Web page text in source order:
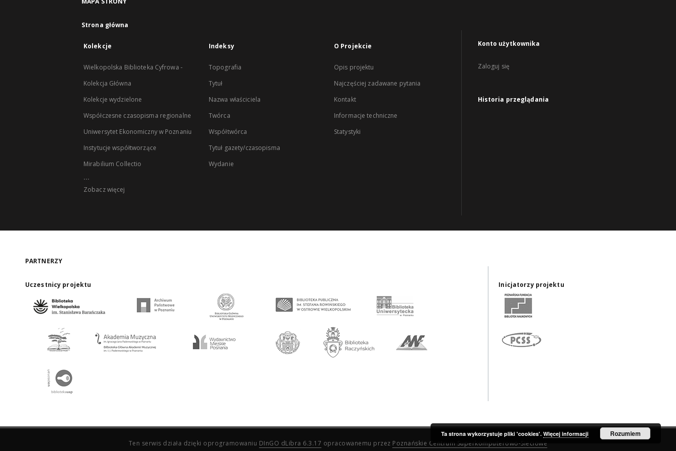
Strona główna
Kolekcje
Wielkopolska Biblioteka Cyfrowa -
Kolekcja Główna
Kolekcje wydzielone
Współczesne czasopisma regionalne
Uniwersytet Ekonomiczny w Poznaniu
Instytucje współtworzące
Mirabilium Collectio
...
Zobacz więcej
Indeksy
Topografia
Tytuł
Nazwa właściciela
Twórca
Współtwórca
Tytuł gazety/czasopisma
Wydanie
O Projekcie
Opis projektu
Najczęściej zadawane pytania
Kontakt
Informacje techniczne
Statystyki
Konto użytkownika
Zaloguj się
Historia przeglądania
PARTNERZY
Uczestnicy projektu Inicjatorzy projektu
Ten serwis działa dzięki oprogramowaniu DInGO dLibra 6.3.17 opracowanemu przez Poznańskie Centrum Superkomputerowo-Sieciowe
Ta strona wykorzystuje pliki 'cookies'. Więcej informacji Rozumiem